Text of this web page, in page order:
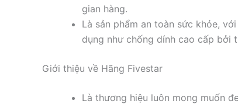
gian hàng.
Là sản phẩm an toàn sức khỏe,
dụng như chống dính cao cấp bởi
Giới thiệu về Hãng Fivestar
Là thương hiệu luôn mong muốn